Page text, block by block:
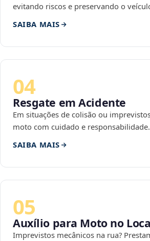
evitando riscos e preservando o
SAIBA MAIS
04
Resgate em Acidente
Em situações de colisão ou
moto com cuidado e responsabilidade.
SAIBA MAIS
05
Auxílio para Moto no
Imprevistos mecânicos na rua?